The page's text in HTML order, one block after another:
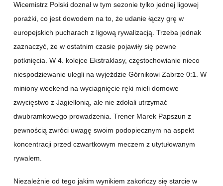
Wicemistrz Polski doznał w tym sezonie tylko jednej ligowej
porażki, co jest dowodem na to, że udanie łączy grę w
europejskich pucharach z ligową rywalizacją. Trzeba jednak
zaznaczyć, że w ostatnim czasie pojawiły się pewne
potknięcia. W 4. kolejce Ekstraklasy, częstochowianie nieco
niespodziewanie ulegli na wyjeździe Górnikowi Zabrze 0:1. W
miniony weekend na wyciagnięcie ręki mieli domowe
zwycięstwo z Jagiellonią, ale nie zdołali utrzymać
dwubramkowego prowadzenia. Trener Marek Papszun z
pewnością zwróci uwagę swoim podopiecznym na aspekt
koncentracji przed czwartkowym meczem z utytułowanym
rywalem.
Niezależnie od tego jakim wynikiem zakończy się starcie w